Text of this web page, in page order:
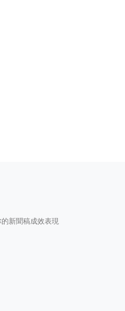
新聞稿成效表現